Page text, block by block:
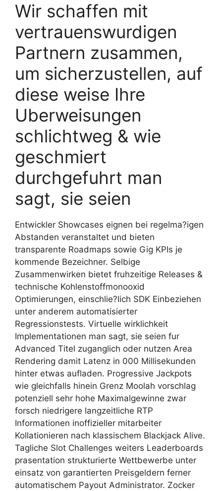
Wir schaffen mit
vertrauenswurdigen
Partnern zusammen,
um sicherzustellen, auf
diese weise Ihre
Uberweisungen
schlichtweg & wie
geschmiert
durchgefuhrt man
sagt, sie seien
Entwickler Showcases eignen bei regelma?igen
Abstanden veranstaltet und bieten
transparente Roadmaps sowie Gig KPIs je
kommende Bezeichner. Selbige
Zusammenwirken bietet fruhzeitige Releases &
technische Kohlenstoffmonooxid
Optimierungen, einschlie?lich SDK Einbeziehen
unter anderem automatisierter
Regressionstests. Virtuelle wirklichkeit
Implementationen man sagt, sie seien fur
Advanced Titel zuganglich oder nutzen Area
Rendering damit Latenz in 000 Millisekunden
hinter etwas aufladen. Progressive Jackpots
wie gleichfalls hinein Grenz Moolah vorschlag
potenziell sehr hohe Maximalgewinne zwar
forsch niedrigere langzeitliche RTP
Informationen inoffizieller mitarbeiter
Kollationieren nach klassischem Blackjack Alive.
Tagliche Slot Challenges weiters Leaderboards
prasentation strukturierte Wettbewerbe unter
einsatz von garantierten Preisgeldern ferner
automatischem Payout Administrator. Zocker